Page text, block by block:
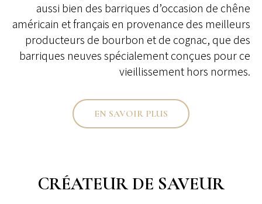
aussi bien des barriques d’occasion de chêne
américain et français en provenance des meilleurs
producteurs de bourbon et de cognac, que des
barriques neuves spécialement conçues pour ce
vieillissement hors normes.
EN SAVOIR PLUS
CRÉATEUR DE SAVEUR